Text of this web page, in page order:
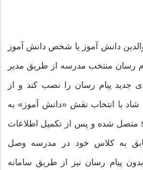
دانش آموز یا شخص دانش آموز
رسان منتخب مدرسه از طریق مدیر
جدید پیام ‌رسان را نصب کند و از
با انتخاب نقش «دانش آموز» به
لینک shad.medu.ir متصل شده و پس از تکمیل اطلاعات
به کلاس خود در مدرسه وصل
پیام‌ رسان نیز از طریق سامانه